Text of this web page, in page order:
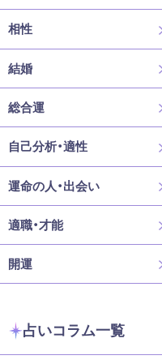
相性
結婚
総合運
自己分析・適性
運命の人・出会い
適職・才能
開運
占いコラム一覧